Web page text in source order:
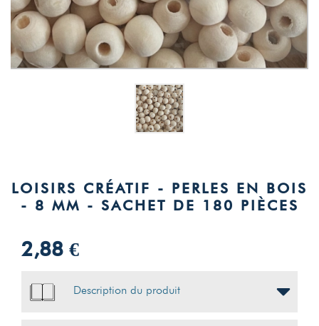
LOISIRS CRÉATIF - PERLES EN BOIS
- 8 MM - SACHET DE 180 PIÈCES
2,88 €
Description du produit